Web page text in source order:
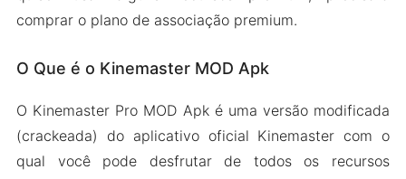
comprar o plano de associação premium.
O Que é o Kinemaster MOD Apk
O Kinemaster Pro MOD Apk é uma versão modificada
(crackeada) do aplicativo oficial Kinemaster com o
qual você pode desfrutar de todos os recursos